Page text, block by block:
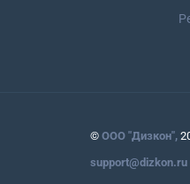
© ООО "Дизкон",
support@dizkon.ru